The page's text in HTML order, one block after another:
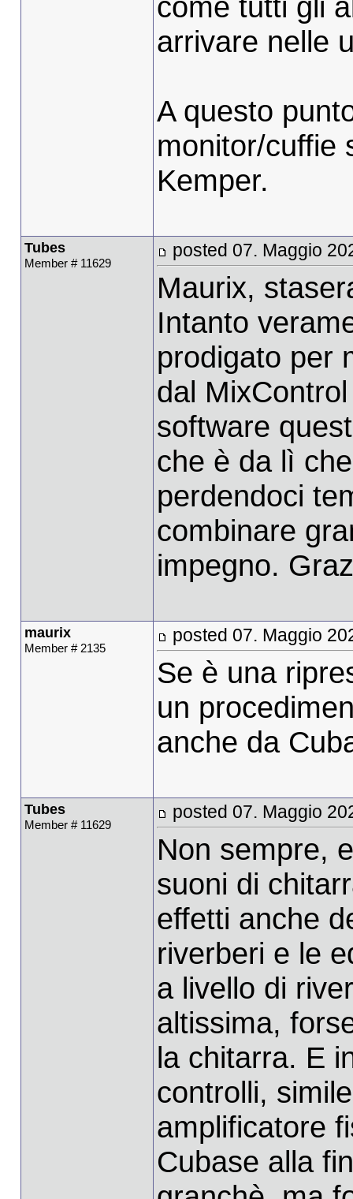
arrivare nelle
A questo
monitor/cuffie
Kemper.
Tubes
Member # 11629
posted 07. Maggio
Maurix,
Intanto
prodigato per
dal
software
che è da lì
perdendoci
combinare
impegno.
maurix
Member # 2135
posted 07. Maggio
Se è una
un
anche da
Tubes
Member # 11629
posted 07. Maggio
Non sempre,
suoni di
effetti anche
riverberi e le
a livello di
altissima,
la chitarra. E
controlli,
amplificatore
Cubase alla